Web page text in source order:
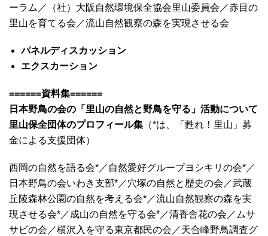
ーラム／（社）大阪自然環境保全協会里山委員会／赤目の
里山を育てる会／流山自然観察の森を実現させる会
パネルディスカッション
エクスカーション
======資料集======
日本野鳥の会の「里山の自然と野鳥を守る」活動について
里山保全団体のプロフィール集 （*は、「甦れ！里山」募
金による支援団体）
西岡の自然を語る会*／自然愛好グループヨシキリの会*／
日本野鳥の会いわき支部*／穴塚の自然と歴史の会／武蔵
丘陵森林公園の自然を考える会*／流山自然観察の森を実
現させる会*／成山の自然を守る会*／清香舎花の会／ムサ
サビの会／横沢入を守る東京都民の会／天合峰野鳥調査グ